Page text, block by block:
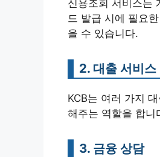
신용조회 서비스는
드 발급 시에 필요
을 수 있습니다.
2. 대출 서비스
KCB는 여러 가지
해주는 역할을 합니
3. 금융 상담